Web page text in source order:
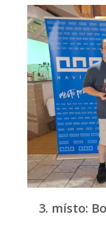
3. místo: